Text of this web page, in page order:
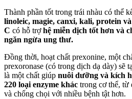
Thành phần tốt trong trái nhàu có thể
linoleic, magie, canxi, kali, protein
C có hỗ trợhệ miễn dịch tốt hơn và
ngăn ngừa ung thư.
Đồng thời, hoạt chất prexonine, một
prexoronase (có trong dịch dạ dày) sẽ
là một chất giúp nuôi dưỡng và kích
220 loại enzyme khác trong cơ thể, từ
và chống chọi với nhiều bệnh tật hơn.